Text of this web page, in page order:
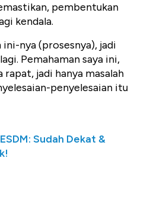
pembentukan
kendala.
ini-nya (prosesnya), jadi
Pemahaman saya ini,
rapat, jadi hanya masalah
penyelesaian itu
Sudah Dekat &